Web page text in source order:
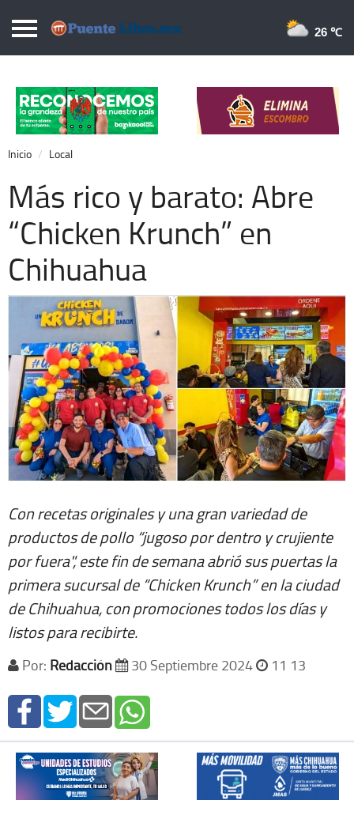
Puentelibre.mx
Local
Nacional
Opinión
Cronos
Economía
Espectáculos
Extra +
26 ℃
Inicio Local
Más rico y barato: Abre
“Chicken Krunch” en
Chihuahua
Con recetas originales y una gran variedad de
productos de pollo “jugoso por dentro y crujiente
por fuera", este fin de semana abrió sus puertas la
primera sucursal de “Chicken Krunch” en la ciudad
de Chihuahua, con promociones todos los días y
listos para recibirte.
Por: Redacción 30 Septiembre 2024 11 13